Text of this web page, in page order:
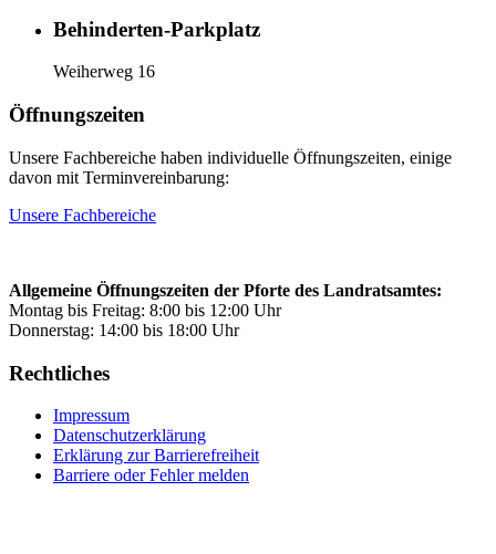
Behinderten-Parkplatz
Weiherweg 16
Öffnungszeiten
Unsere Fachbereiche haben individuelle Öffnungszeiten, einige
davon mit Terminvereinbarung:
Unsere Fachbereiche
Allgemeine Öffnungszeiten der Pforte des Landratsamtes:
Montag bis Freitag: 8:00 bis 12:00 Uhr
Donnerstag: 14:00 bis 18:00 Uhr
Rechtliches
Impressum
Datenschutzerklärung
Erklärung zur Barrierefreiheit
Barriere oder Fehler melden